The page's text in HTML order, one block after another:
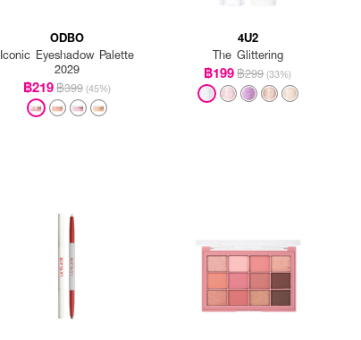
ODBO
Iconic Eyeshadow Palette
2029
฿219฿399 (45%)
4U2
The Glittering
฿199฿299 (33%)